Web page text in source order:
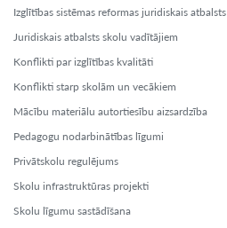
Izglītības sistēmas reformas juridiskais atbalsts
Juridiskais atbalsts skolu vadītājiem
Konflikti par izglītības kvalitāti
Konflikti starp skolām un vecākiem
Mācību materiālu autortiesību aizsardzība
Pedagogu nodarbinātības līgumi
Privātskolu regulējums
Skolu infrastruktūras projekti
Skolu līgumu sastādīšana